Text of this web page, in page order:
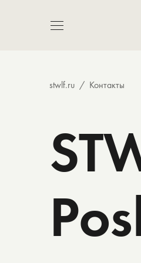
stwlf.ru Контакты